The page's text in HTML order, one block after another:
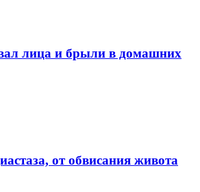
лица и брыли в домашних
от обвисания живота